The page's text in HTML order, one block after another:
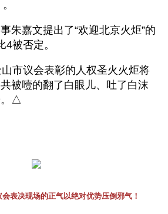
朱嘉文提出了“欢迎北京火炬”的
被否定。
市议会表彰的人权圣火火炬将
被噎的翻了白眼儿、吐了白沫
。△
表决现场的正气以绝对优势压倒邪气！